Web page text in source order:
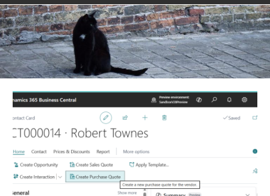
へ
ス
キ
ッ
プ
Dynamics365
financial
を
中
に
MS
製
品
の
ネ